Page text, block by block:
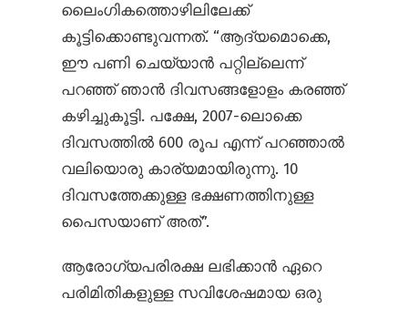
ലൈംഗികത്തൊഴിലിലേക്ക്
കൂട്ടിക്കൊണ്ടുവന്നത്. “ആദ്യമൊക്കെ,
ഈ പണി ചെയ്യാൻ പറ്റില്ലെന്ന്
പറഞ്ഞ് ഞാൻ ദിവസങ്ങളോളം കരഞ്ഞ്
കഴിച്ചുകൂട്ടി. പക്ഷേ, 2007-ലൊക്കെ
ദിവസത്തിൽ 600 രൂപ എന്ന് പറഞ്ഞാൽ
വലിയൊരു കാര്യമായിരുന്നു. 10
ദിവസത്തേക്കുള്ള ഭക്ഷണത്തിനുള്ള
പൈസയാണ് അത്”.
ആരോഗ്യപരിരക്ഷ ലഭിക്കാൻ ഏറെ
പരിമിതികളുള്ള സവിശേഷമായ ഒരു